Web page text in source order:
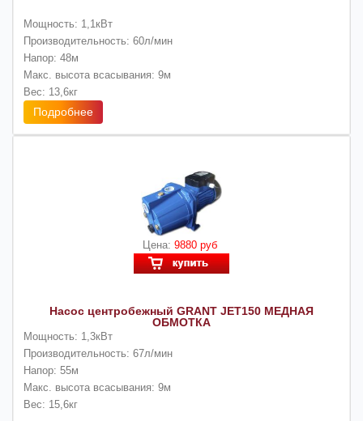
Мощность: 1,1кВт
Производительность: 60л/мин
Напор: 48м
Макс. высота всасывания: 9м
Вес: 13,6кг
Подробнее
Цена: 9880 руб
Насос центробежный GRANT JET150 МЕДНАЯ
ОБМОТКА
Мощность: 1,3кВт
Производительность: 67л/мин
Напор: 55м
Макс. высота всасывания: 9м
Вес: 15,6кг